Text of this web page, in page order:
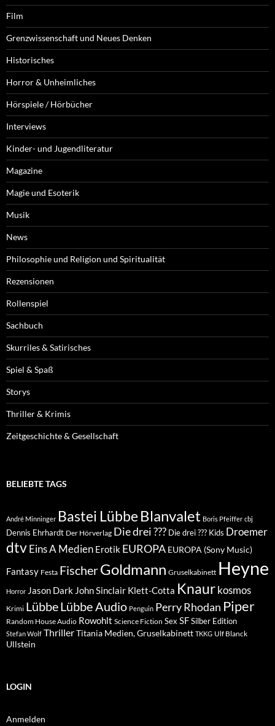
Film
Grenzwissenschaft und Neues Denken
Historisches
Horror & Unheimliches
Hörspiele / Hörbücher
Interviews
Kinder- und Jugendliteratur
Magazine
Magie und Esoterik
Musik
News
Philosophie und Religion und Spiritualität
Rezensionen
Rollenspiel
Sachbuch
Skurriles & Satirisches
Spiel & Spaß
Storys
Thriller & Krimis
Zeitgeschichte & Gesellschaft
BELIEBTE TAGS
André Minninger Bastei Lübbe Blanvalet Boris Pfeiffer cbj
Dennis Ehrhardt Der Hörverlag Die drei ??? Die drei ??? Kids Droemer
dtvEins A Medien Erotik EUROPA EUROPA (Sony Music)
Fantasy Festa FischerGoldmann Gruselkabinett Heyne
Horror Jason Dark John Sinclair Klett-Cotta Knaur kosmos
Krimi LübbeLübbe Audio Penguin Perry Rhodan Piper
Random House Audio Rowohlt Science Fiction Sex SFSilber Edition
Stefan Wolf ThrillerTitania Medien, Gruselkabinett TKKG Ulf Blanck
Ullstein
LOGIN
Anmelden